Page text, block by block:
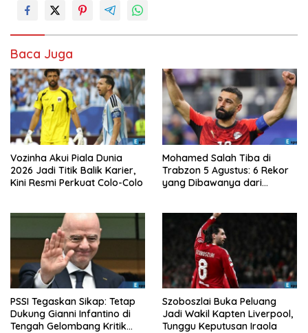
Baca Juga
Vozinha Akui Piala Dunia
2026 Jadi Titik Balik Karier,
Kini Resmi Perkuat Colo-Colo
Mohamed Salah Tiba di
Trabzon 5 Agustus: 6 Rekor
yang Dibawanya dari
PSSI Tegaskan Sikap: Tetap
Dukung Gianni Infantino di
Tengah Gelombang Kritik
Szoboszlai Buka Peluang
Jadi Wakil Kapten Liverpool,
Tunggu Keputusan Iraola